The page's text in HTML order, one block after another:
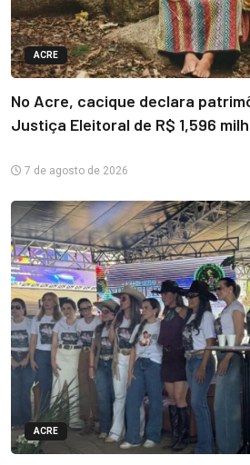
ACRE
No Acre, cacique declara
Justiça Eleitoral de R$ 1,596
7 de agosto de 2026
ACRE